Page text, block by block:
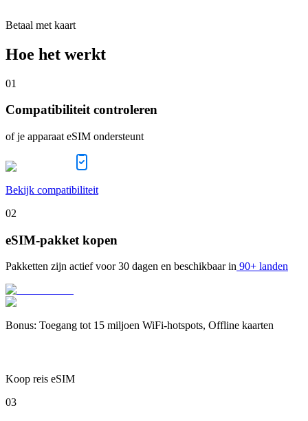
Betaal met kaart
Hoe het werkt
01
Compatibiliteit controleren
of je apparaat eSIM ondersteunt
Bekijk compatibiliteit
02
eSIM-pakket kopen
Pakketten zijn actief voor 30 dagen en beschikbaar in 90+ landen
Bonus: Toegang tot 15 miljoen WiFi-hotspots, Offline kaarten
Koop reis eSIM
03